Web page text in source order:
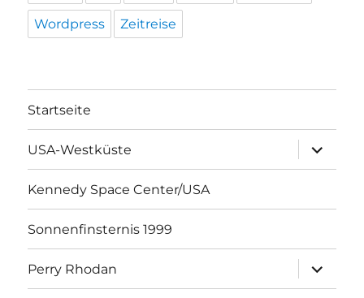
Wordpress Zeitreise
Startseite
USA-Westküste
öffnen
Kennedy Space Center/USA
Sonnenfinsternis 1999
Perry Rhodan
öffnen